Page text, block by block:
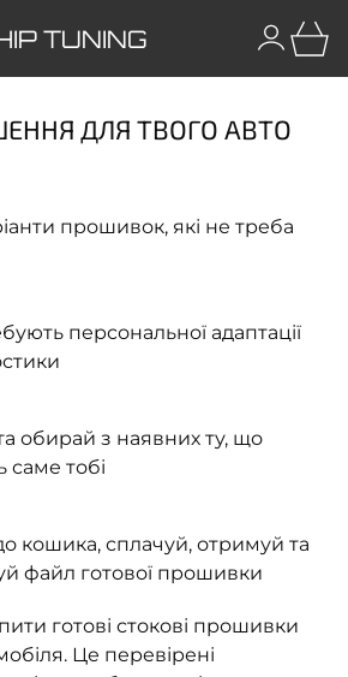
TUNING
ДЛЯ ТВОГО АВТО
прошивок, які не треба
персональної адаптації
обирай з наявних ту, що
саме тобі
кошика, сплачуй, отримуй та
файл готової прошивки
готові стокові прошивки
Це перевірені